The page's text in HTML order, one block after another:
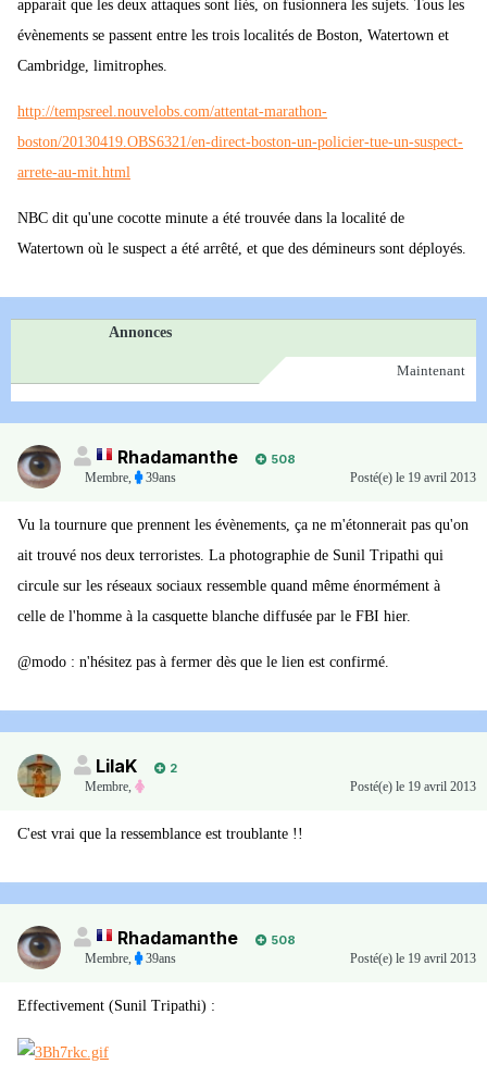
apparait que les deux attaques sont liés, on fusionnera les sujets. Tous les
évènements se passent entre les trois localités de Boston, Watertown et
Cambridge, limitrophes.
http://tempsreel.nouvelobs.com/attentat-marathon-
boston/20130419.OBS6321/en-direct-boston-un-policier-tue-un-suspect-
arrete-au-mit.html
NBC dit qu'une cocotte minute a été trouvée dans la localité de
Watertown où le suspect a été arrêté, et que des démineurs sont déployés.
Annonces
Maintenant
Rhadamanthe
508
Membre, 39ans Posté(e) le 19 avril 2013
Vu la tournure que prennent les évènements, ça ne m'étonnerait pas qu'on
ait trouvé nos deux terroristes. La photographie de Sunil Tripathi qui
circule sur les réseaux sociaux ressemble quand même énormément à
celle de l'homme à la casquette blanche diffusée par le FBI hier.
@modo : n'hésitez pas à fermer dès que le lien est confirmé.
LilaK
2
Membre, Posté(e) le 19 avril 2013
C'est vrai que la ressemblance est troublante !!
Rhadamanthe
508
Membre, 39ans Posté(e) le 19 avril 2013
Effectivement (Sunil Tripathi) :